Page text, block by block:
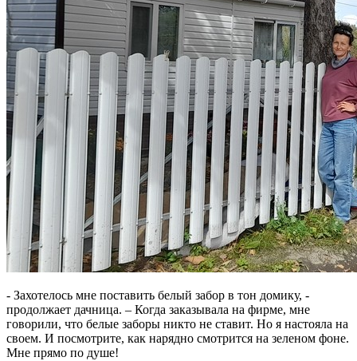
- Захотелось мне поставить белый забор в тон домику, -
продолжает дачница. – Когда заказывала на фирме, мне
говорили, что белые заборы никто не ставит. Но я настояла на
своем. И посмотрите, как нарядно смотрится на зеленом фоне.
Мне прямо по душе!